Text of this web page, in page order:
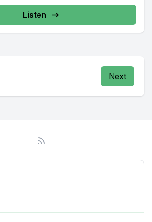
Listen
Next